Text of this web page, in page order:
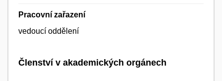
Pracovní zařazení
vedoucí oddělení
Členství v akademických orgánech